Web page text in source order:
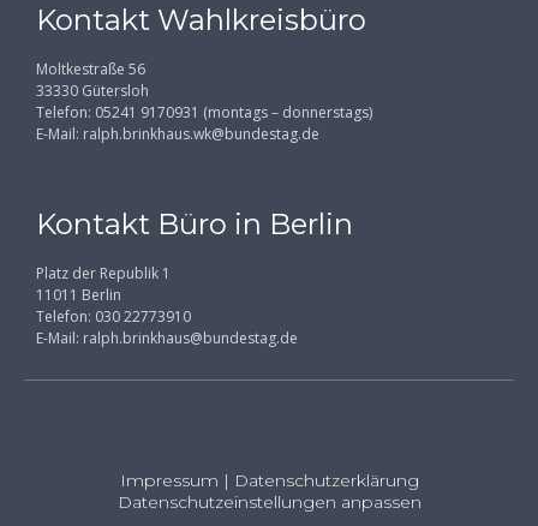
Kontakt Wahlkreisbüro
Moltkestraße 56
33330 Gütersloh
Telefon: 05241 9170931 (montags – donnerstags)
E-Mail: ralph.brinkhaus.wk@bundestag.de
Kontakt Büro in Berlin
Platz der Republik 1
11011 Berlin
Telefon: 030 22773910
E-Mail: ralph.brinkhaus@bundestag.de
Impressum | Datenschutzerklärung
Datenschutzeinstellungen anpassen